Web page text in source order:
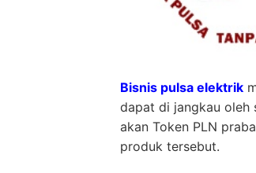
Bisnis pulsa elektrik
dapat di jangkau oleh
akan Token PLN
produk tersebut.